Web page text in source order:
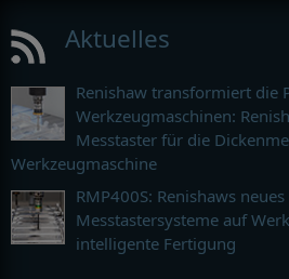
Aktuelles
Renishaw transformiert die
Werkzeugmaschinen:
Messtaster für die
Werkzeugmaschine
RMP400S: Renishaws
Messtastersysteme auf
intelligente Fertigung